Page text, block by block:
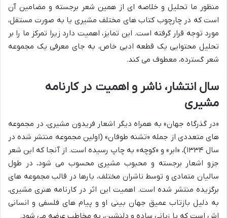
منظور ما تحلیل و خلاصه ای از همین شعر برجسته و مضامین آن
است که در چارچوب کتاب های مختلف مشیری یا به صورت مستقل،
مورد توجه قرار گرفته است. این تمایز، اهمیت دارد زیرا تمرکز ما را بر
تحلیل محتوایی یک قطعه ادبی خاص، به جای معرفی یک مجموعه
شعر گسترده، معطوف می کند.
سال انتشار، ناشر و اهمیت در کارنامه
مشیری
«در گذرگاه جهان» به همراه دیگر اشعار فریدون مشیری، در مجموعه
های متعددی از جمله «تشنه طوفان» (اولین مجموعه منتشر شده در
سال ۱۳۳۴)، «ابر» و «کوچه» به چاپ رسیده است. از آنجا که این شعر
جزو اشعار برجسته و محبوب مشیری محسوب می شود، در طول
سالیان متمادی و توسط ناشران مختلف، بارها در قالب مجموعه های
برگزیده منتشر شده است. اهمیت این اثر در کارنامه هنری مشیری،
به دلیل بازتاب عمیق جهان بینی او و پیام های فلسفی و انسانی
اش است که با زبانی ساده و دلنشین، به مخاطب عرضه می شود.